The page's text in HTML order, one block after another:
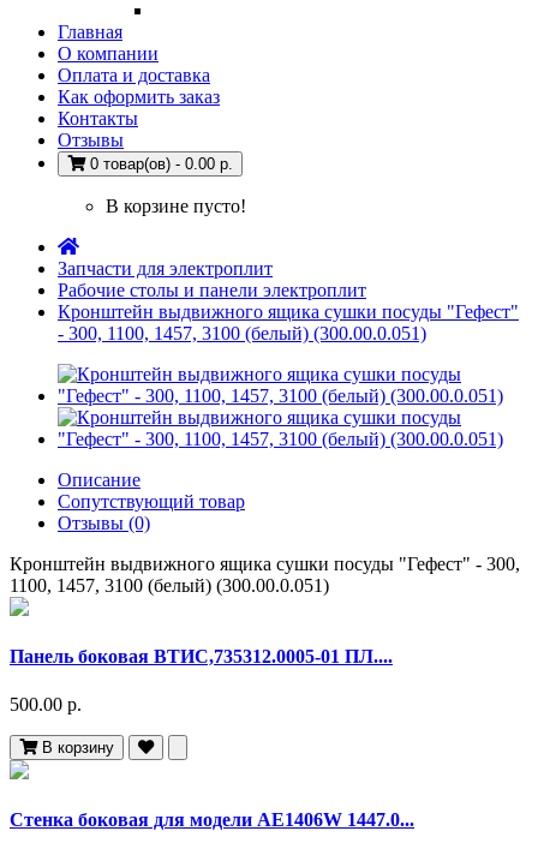
Главная
О компании
Оплата и доставка
Как оформить заказ
Контакты
Отзывы
0 товар(ов) - 0.00 р.
В корзине пусто!
Запчасти для электроплит
Рабочие столы и панели электроплит
Кронштейн выдвижного ящика сушки посуды "Гефест"
- 300, 1100, 1457, 3100 (белый) (300.00.0.051)
Описание
Сопутствующий товар
Отзывы (0)
Кронштейн выдвижного ящика сушки посуды "Гефест" - 300,
1100, 1457, 3100 (белый) (300.00.0.051)
Панель боковая ВТИС,735312.0005-01 ПЛ....
500.00 р.
В корзину
Стенка боковая для модели AE1406W 1447.0...